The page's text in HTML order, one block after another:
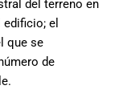
del terreno en
el
que se
de